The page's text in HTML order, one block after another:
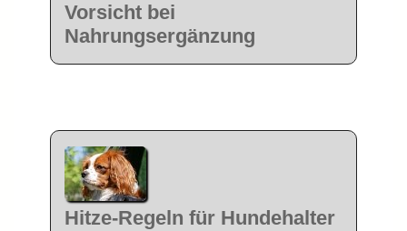
Vorsicht bei
Nahrungsergänzung
Hitze-Regeln für Hundehalter